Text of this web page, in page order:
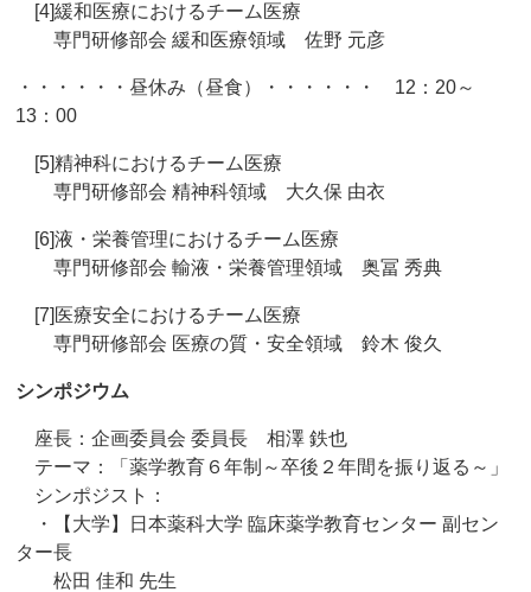
[4]緩和医療におけるチーム医療
専門研修部会 緩和医療領域 佐野 元彦
・・・・・・昼休み（昼食）・・・・・・ 12：20～
13：00
[5]精神科におけるチーム医療
専門研修部会 精神科領域 大久保 由衣
[6]液・栄養管理におけるチーム医療
専門研修部会 輸液・栄養管理領域 奥冨 秀典
[7]医療安全におけるチーム医療
専門研修部会 医療の質・安全領域 鈴木 俊久
シンポジウム
座長：企画委員会 委員長 相澤 鉄也
テーマ：「薬学教育６年制～卒後２年間を振り返る～」
シンポジスト：
・【大学】日本薬科大学 臨床薬学教育センター 副セン
ター長
松田 佳和 先生